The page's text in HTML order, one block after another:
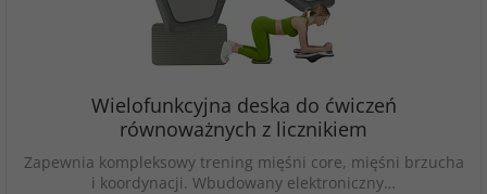
Wielofunkcyjna deska do ćwiczeń
równoważnych z licznikiem
Zapewnia kompleksowy trening mięśni core, mięśni brzucha
i koordynacji. Wbudowany elektroniczny…